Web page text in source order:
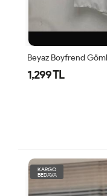
Olinda Gömlek Beyaz
1,499 TL
KARGO
BEDAVA